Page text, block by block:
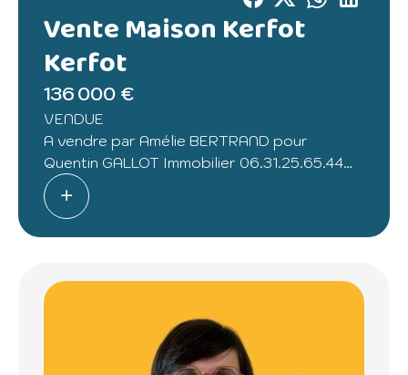
Vente Maison Kerfot
Kerfot
136 000 €
VENDUE
A vendre par Amélie BERTRAND pour
Quentin GALLOT Immobilier 06.31.25.65.44
.
A Kerfot, à 4,5km du port de Paimpol, 4km
une résidence principale à remettre à son
Parcelle d'environ 1 080m2 avec 2
dépendances de 10 et 26m2.